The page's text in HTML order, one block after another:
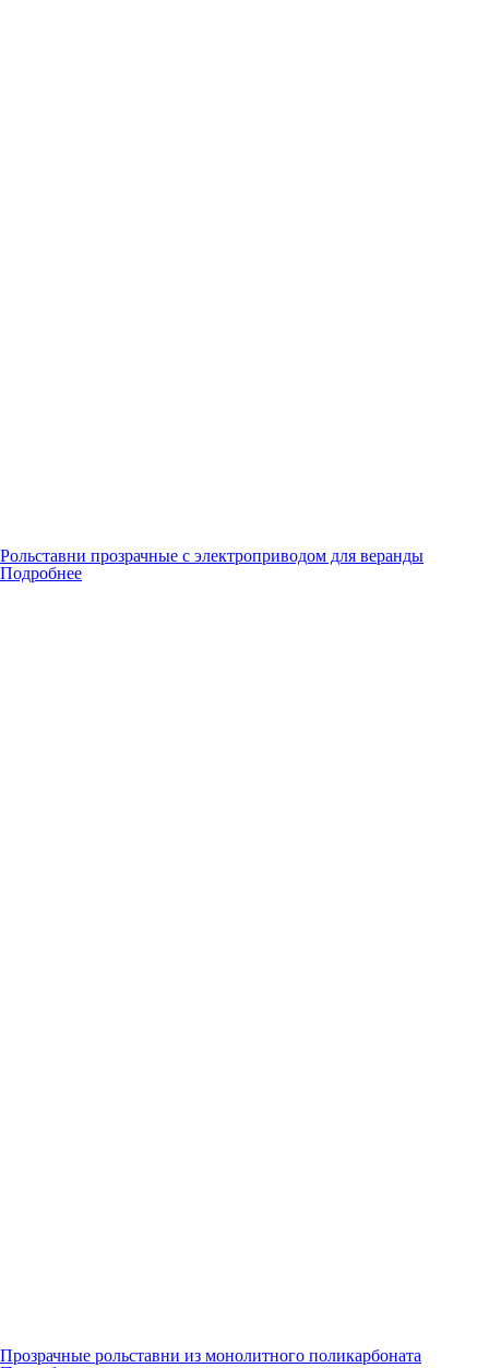
Рольставни прозрачные с электроприводом для веранды
Подробнее
Прозрачные рольставни из монолитного поликарбоната